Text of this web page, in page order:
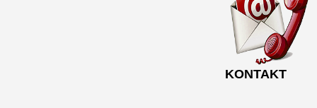
KONTAKT